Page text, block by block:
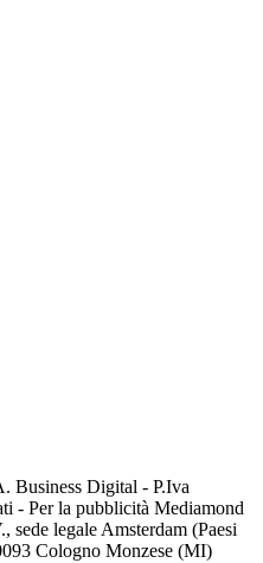
Business Digital - P.Iva
- Per la pubblicità Mediamond
legale Amsterdam (Paesi
Cologno Monzese (MI)